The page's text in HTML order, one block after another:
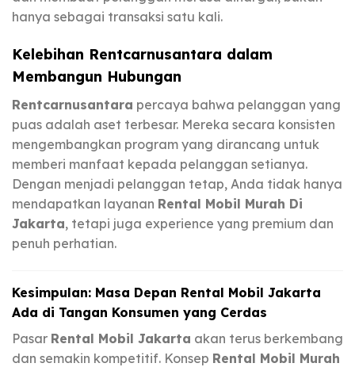
hanya sebagai transaksi satu kali.
Kelebihan Rentcarnusantara dalam
Membangun Hubungan
Rentcarnusantara percaya bahwa pelanggan yang
puas adalah aset terbesar. Mereka secara konsisten
mengembangkan program yang dirancang untuk
memberi manfaat kepada pelanggan setianya.
Dengan menjadi pelanggan tetap, Anda tidak hanya
mendapatkan layanan Rental Mobil Murah Di
Jakarta, tetapi juga experience yang premium dan
penuh perhatian.
Kesimpulan: Masa Depan Rental Mobil Jakarta
Ada di Tangan Konsumen yang Cerdas
Pasar Rental Mobil Jakarta akan terus berkembang
dan semakin kompetitif. Konsep Rental Mobil Murah